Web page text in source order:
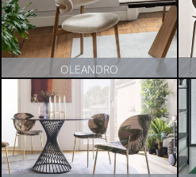
OLEANDRO
ZOBACZ PRODUKT